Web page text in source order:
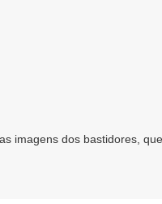
imagens dos bastidores,